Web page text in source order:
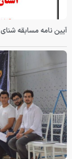
آیین نامه مسابقه شنای